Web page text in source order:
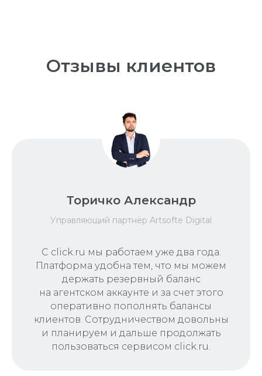
Отзывы клиентов
Торичко Александр
Управляющий партнёр Artsofte Digital
С click.ru мы работаем уже два года.
Платформа удобна тем, что мы можем
держать резервный баланс
на агентском аккаунте и за счет этого
оперативно пополнять балансы
клиентов. Сотрудничеством довольны
и планируем и дальше продолжать
пользоваться сервисом click.ru.